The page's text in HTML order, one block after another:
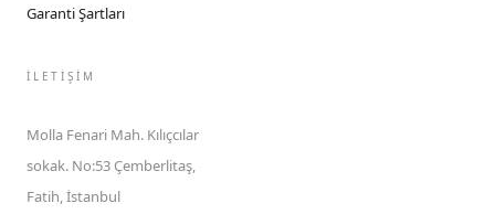
Garanti Şartları
İLETIŞIM
Molla Fenari Mah. Kılıçcılar
sokak. No:53 Çemberlitaş,
Fatih, İstanbul